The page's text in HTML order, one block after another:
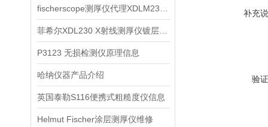
P3123 无损检测仪原理信息
哈纳仪器产品介绍
英国泰勒S116便携式粗糙度仪信息
Helmut Fischer涂层测厚仪维修
补充
验